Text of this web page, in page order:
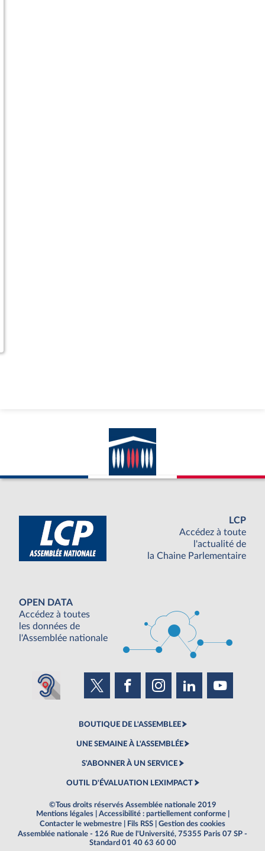
LCP
Accédez à toute
l'actualité de
la Chaine Parlementaire
OPEN DATA
Accédez à toutes
les données de
l'Assemblée nationale
BOUTIQUE DE L'ASSEMBLEE
UNE SEMAINE À L'ASSEMBLÉE
S'ABONNER À UN SERVICE
OUTIL D'ÉVALUATION LEXIMPACT
©Tous droits réservés Assemblée nationale 2019
Mentions légales
Accessibilité : partiellement conforme
Contacter le webmestre
Fils RSS
Gestion des cookies
Assemblée nationale - 126 Rue de l'Université, 75355 Paris 07 SP -
Standard 01 40 63 60 00